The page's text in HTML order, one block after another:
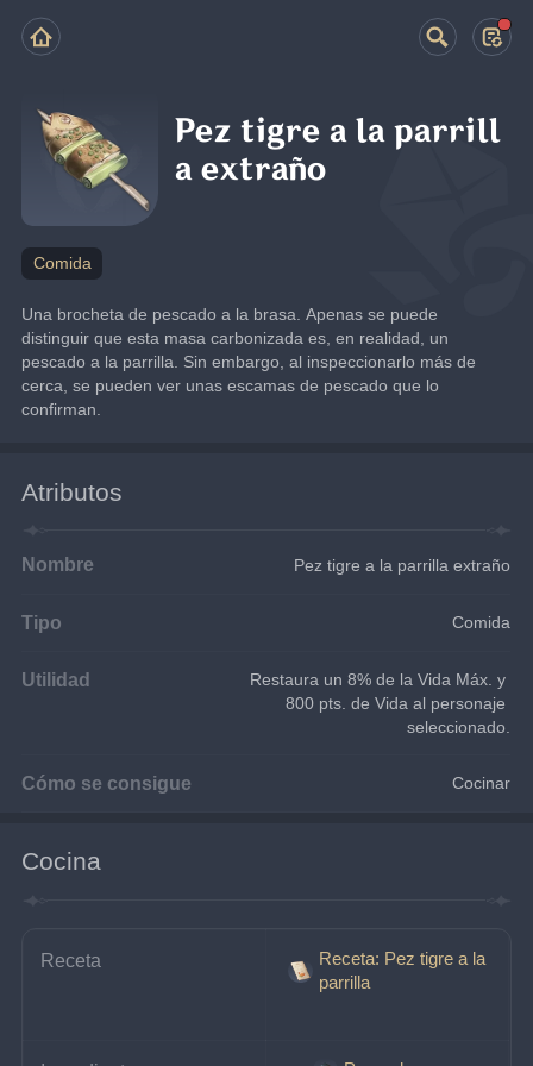
Pez tigre a la parrill
a extraño
Comida
Una brocheta de pescado a la brasa. Apenas se puede
distinguir que esta masa carbonizada es, en realidad, un
pescado a la parrilla. Sin embargo, al inspeccionarlo más de
cerca, se pueden ver unas escamas de pescado que lo
confirman.
Atributos
Nombre Pez tigre a la parrilla extraño
Tipo Comida
Utilidad
Restaura un 8% de la Vida Máx. y
800 pts. de Vida al personaje
seleccionado.
Cómo se consigue Cocinar
Cocina
Receta
Receta: Pez tigre a la
parrilla